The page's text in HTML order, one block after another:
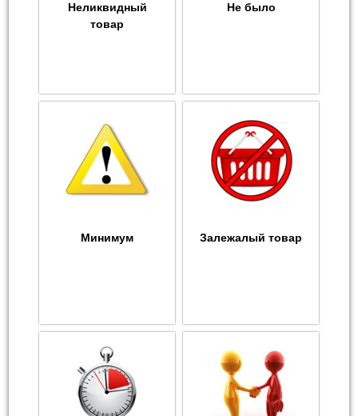
Неликвидный
товар
Не было
Минимум Залежалый товар